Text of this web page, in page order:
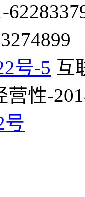
号-5 互
营性-
号